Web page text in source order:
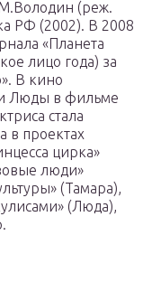
(реж.
РФ (2002). В 2008
«Планета
лицо года) за
В кино
Люды в фильме
стала
в проектах
цирка»
люди»
(Тамара),
(Люда),